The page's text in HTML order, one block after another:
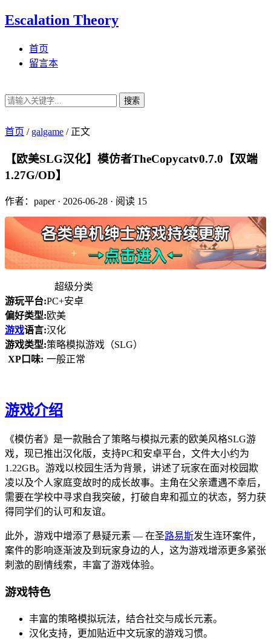
Escalation Theory
首页
留言本
搜索
首页 / galgame /正文
【欧美SLG汉化】模仿者TheCopycatv0.7.0【双端
1.27G/OD】
作者：paper· 2026-06-28 · 阅读 15
超级分类
游玩平台:PC+安卓
偏好类型:欧美
游戏语言:汉化
游戏类型:策略模拟游戏（SLG）
XP口味: 一般正常
游戏介绍
《模仿者》是一款融合了策略与模拟元素的欧美风格SLG游
戏，现已推出汉化版，支持PC和安卓平台，文件大小约为
1.22GB。游戏以校园生活为背景，讲述了玩家在面对校园欺
凌以及个人家庭变故时的成长故事。主角在父亲遭遇不幸后，
需要在学校中寻求自我突破，打破自卑和孤立的状态，努力获
得同学们的认可和友谊。
此外，游戏中增添了悬疑元素 — 在圣路易斯发生连环案件，
案件的影响逐渐波及到玩家身边的人，这为游戏增添更多紧张
刺激的剧情线索，丰富了游戏体验。
游戏特色
丰富的策略模拟玩法，结合社交与成长元素。
汉化支持，更加贴近中文玩家的游戏习惯。